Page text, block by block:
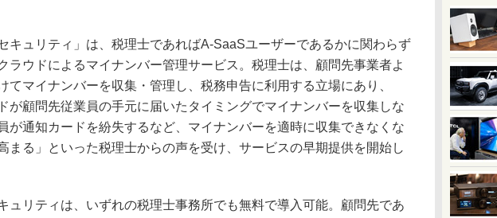
キュリティ」は、税理士であればA-SaaSユーザーであるかに関わらず
ラウドによるマイナンバー管理サービス。税理士は、顧問先事業者よ
てマイナンバーを収集・管理し、税務申告に利用する立場にあり、
が顧問先従業員の手元に届いたタイミングでマイナンバーを収集しな
が通知カードを紛失するなど、マイナンバーを適時に収集できなくな
まる」といった税理士からの声を受け、サービスの早期提供を開始し
ュリティは、いずれの税理士事務所でも無料で導入可能。顧問先であ